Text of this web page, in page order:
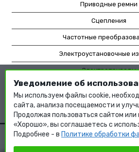
Приводные ремни
Сцепления
Частотные
Электроустановочные
Электроприводы
Насосное
Мотор-редукторы
Уведомление об
Мы используем файлы cookie,
сайта, анализа посещаемости и
Продолжая пользоваться сайтом или
«Хорошо», вы соглашаетесь с
Подробнее - в Политике обработки